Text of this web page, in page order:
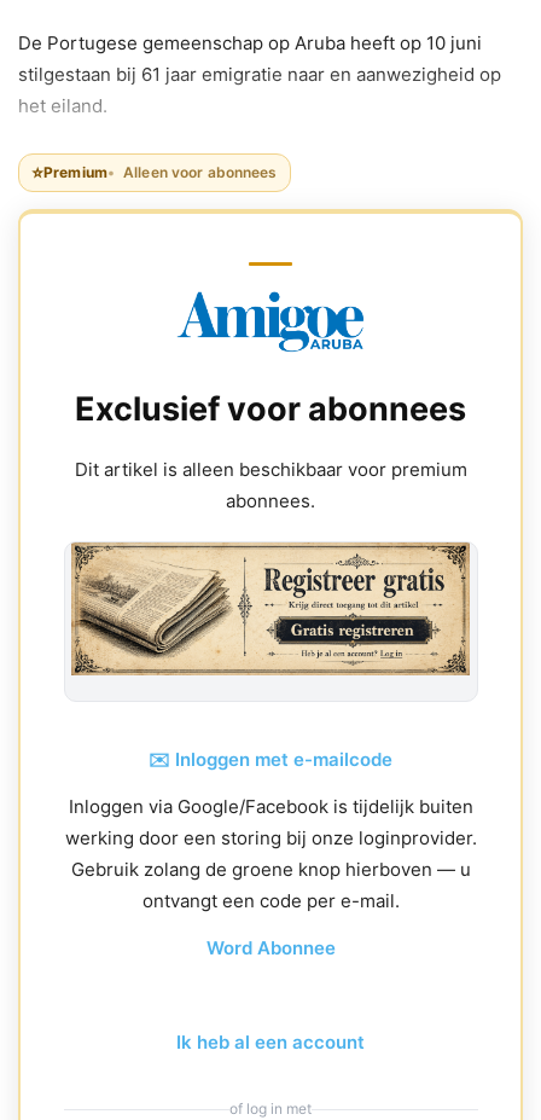
De Portugese gemeenschap op Aruba heeft op 10 juni
stilgestaan bij 61 jaar emigratie naar en aanwezigheid op
het eiland.
⭐Premium Alleen voor abonnees
Exclusief voor abonnees
Dit artikel is alleen beschikbaar voor premium
abonnees.
✉️ Inloggen met e-mailcode
Inloggen via Google/Facebook is tijdelijk buiten
werking door een storing bij onze loginprovider.
Gebruik zolang de groene knop hierboven — u
ontvangt een code per e-mail.
Word Abonnee
Ik heb al een account
of log in met